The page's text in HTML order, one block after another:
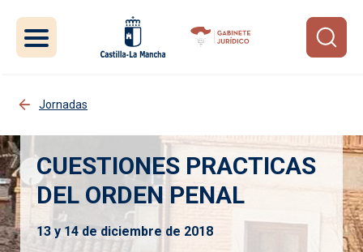
Jornadas
CUESTIONES PRACTICAS
DEL ORDEN PENAL
13 y 14 de diciembre de 2018